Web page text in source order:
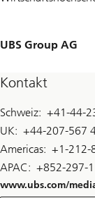
UBS Group AG
Kontakt
Schweiz: +41-44-
UK: +44-207-567
Americas: +1-212-
APAC: +852-297-
www.ubs.com/